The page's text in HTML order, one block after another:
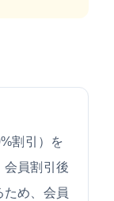
割引）を
会員割引後
め、会員